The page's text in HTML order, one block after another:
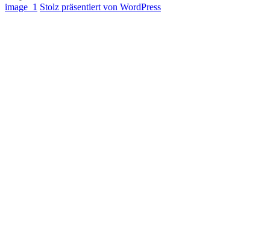
image_1 Stolz präsentiert von WordPress